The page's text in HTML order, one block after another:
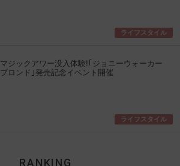
ライフスタイル
マジックアワー没入体験!｢ジョニーウォーカー
ブロンド｣発売記念イベント開催
ライフスタイル
RANKING